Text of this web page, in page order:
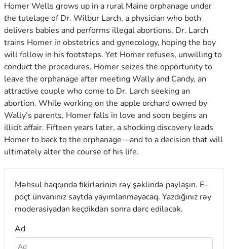
Homer Wells grows up in a rural Maine orphanage under
the tutelage of Dr. Wilbur Larch, a physician who both
delivers babies and performs illegal abortions. Dr. Larch
trains Homer in obstetrics and gynecology, hoping the boy
will follow in his footsteps. Yet Homer refuses, unwilling to
conduct the procedures. Homer seizes the opportunity to
leave the orphanage after meeting Wally and Candy, an
attractive couple who come to Dr. Larch seeking an
abortion. While working on the apple orchard owned by
Wally’s parents, Homer falls in love and soon begins an
illicit affair. Fifteen years later, a shocking discovery leads
Homer to back to the orphanage—and to a decision that will
ultimately alter the course of his life.
Məhsul haqqında fikirlərinizi rəy şəklində paylaşın. E-
poçt ünvanınız saytda yayımlanmayacaq. Yazdığınız rəy
moderasiyadan keçdikdən sonra dərc ediləcək.
Ad